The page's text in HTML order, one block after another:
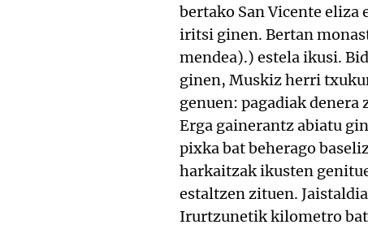
bertako San Vicente
iritsi ginen. Bertan
mendea).) estela ikusi.
ginen, Muskiz herri
genuen: pagadiak
Erga gainerantz abiatu
pixka bat beherago
harkaitzak ikusten
estaltzen zituen.
Irurtzunetik kilometro